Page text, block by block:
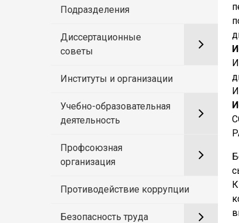
Подразделения
Диссертационные
советы
Институты и организации
Учебно-образовательная
деятельность
Профсоюзная
организация
Противодействие коррупции
Безопасность труда